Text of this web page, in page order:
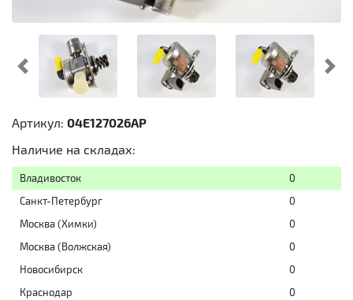
Предыдущий
Артикул: 04E127026AP
Наличие на складах:
Владивосток
0
Санкт-Петербург
0
Москва (Химки)
0
Москва (Волжская)
0
Новосибирск
0
Краснодар
0